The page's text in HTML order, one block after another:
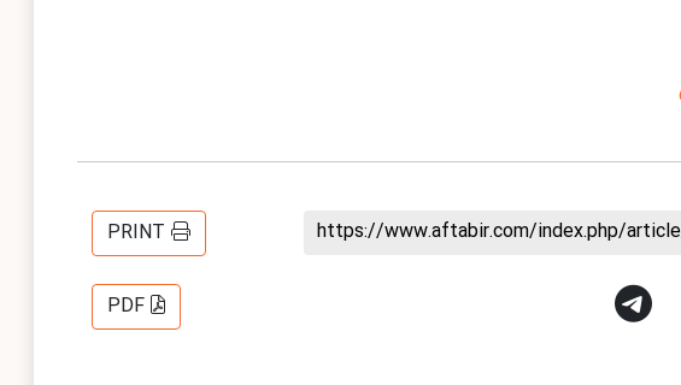
https://www.aftabir.com/index.php/
PRINT
PDF